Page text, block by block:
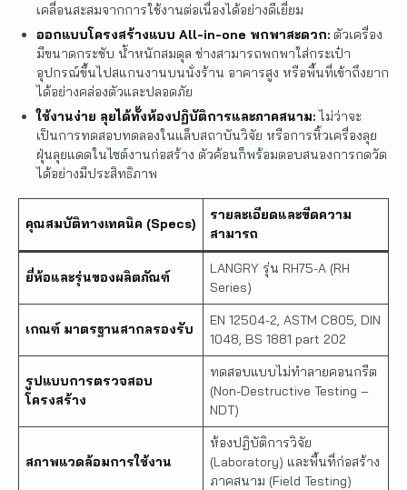
เคลื่อนสะสมจากการใช้งานต่อเนื่องได้อย่างดีเยี่ยม
ออกแบบโครงสร้างแบบ All-in-one พกพาสะดวก: ตัวเครื่อง
มีขนาดกระชับ น้ำหนักสมดุล ช่างสามารถพกพาใส่กระเป๋า
อุปกรณ์ขึ้นไปสแกนงานบนนั่งร้าน อาคารสูง หรือพื้นที่เข้าถึงยาก
ได้อย่างคล่องตัวและปลอดภัย
ใช้งานง่าย ลุยได้ทั้งห้องปฏิบัติการและภาคสนาม: ไม่ว่าจะ
เป็นการทดสอบทดลองในแล็บสถาบันวิจัย หรือการหิ้วเครื่องลุย
ฝุ่นลุยแดดในไซต์งานก่อสร้าง ตัวค้อนก็พร้อมตอบสนองการกดวัด
ได้อย่างมีประสิทธิภาพ
คุณสมบัติทางเทคนิค (Specs)
รายละเอียดและขีดความ
สามารถ
ยี่ห้อและรุ่นของผลิตภัณฑ์
LANGRY รุ่น RH75-A (RH
Series)
เกณฑ์ มาตรฐานสากลรองรับ
EN 12504-2, ASTM C805, DIN
1048, BS 1881 part 202
รูปแบบการตรวจสอบ
โครงสร้าง
ทดสอบแบบไม่ทำลายคอนกรีต
(Non-Destructive Testing –
NDT)
สภาพแวดล้อมการใช้งาน
ห้องปฏิบัติการวิจัย
(Laboratory) และพื้นที่ก่อสร้าง
ภาคสนาม (Field Testing)